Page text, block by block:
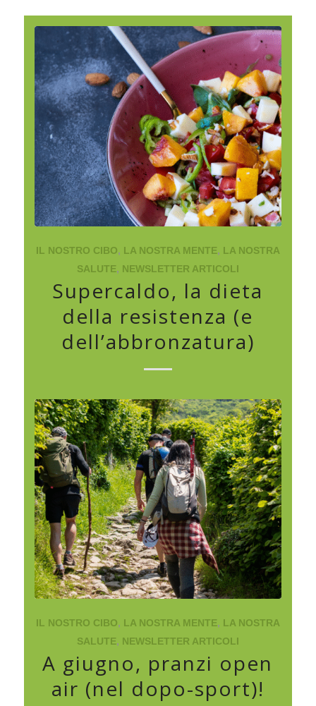
IL NOSTRO CIBO, LA NOSTRA MENTE, LA NOSTRA
SALUTE, NEWSLETTER ARTICOLI
Supercaldo, la dieta
della resistenza (e
dell’abbronzatura)
IL NOSTRO CIBO, LA NOSTRA MENTE, LA NOSTRA
SALUTE, NEWSLETTER ARTICOLI
A giugno, pranzi open
air (nel dopo-sport)!